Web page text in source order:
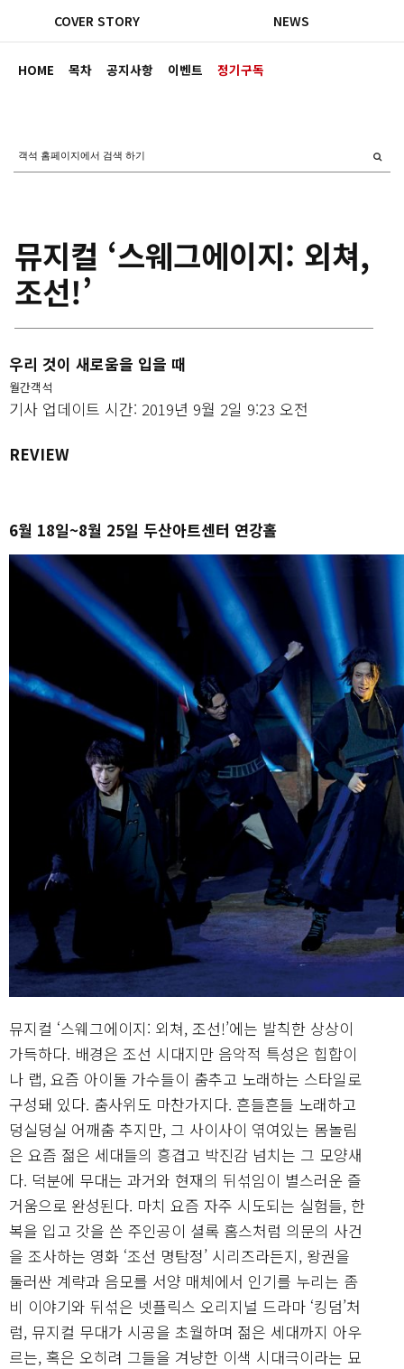
HOME 목차 공지사항 이벤트 정기구독
COVER STORY NEWS
뮤지컬 ‘스웨그에이지: 외쳐,
조선!’
우리 것이 새로움을 입을 때
월간객석
기사 업데이트 시간: 2019년 9월 2일 9:23 오전
REVIEW
6월 18일~8월 25일 두산아트센터 연강홀
뮤지컬 ‘스웨그에이지: 외쳐, 조선!’에는 발칙한 상상이
가득하다. 배경은 조선 시대지만 음악적 특성은 힙합이
나 랩, 요즘 아이돌 가수들이 춤추고 노래하는 스타일로
구성돼 있다. 춤사위도 마찬가지다. 흔들흔들 노래하고
덩실덩실 어깨춤 추지만, 그 사이사이 엮여있는 몸놀림
은 요즘 젊은 세대들의 흥겹고 박진감 넘치는 그 모양새
다. 덕분에 무대는 과거와 현재의 뒤섞임이 별스러운 즐
거움으로 완성된다. 마치 요즘 자주 시도되는 실험들, 한
복을 입고 갓을 쓴 주인공이 셜록 홈스처럼 의문의 사건
을 조사하는 영화 ‘조선 명탐정’ 시리즈라든지, 왕권을
둘러싼 계략과 음모를 서양 매체에서 인기를 누리는 좀
비 이야기와 뒤섞은 넷플릭스 오리지널 드라마 ‘킹덤’처
럼, 뮤지컬 무대가 시공을 초월하며 젊은 세대까지 아우
르는, 혹은 오히려 그들을 겨냥한 이색 시대극이라는 묘